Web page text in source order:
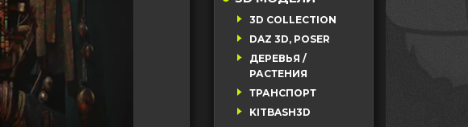
3D COLLECTION
DAZ 3D, POSER
ДЕРЕВЬЯ /
РАСТЕНИЯ
ТРАНСПОРТ
KITBASH3D